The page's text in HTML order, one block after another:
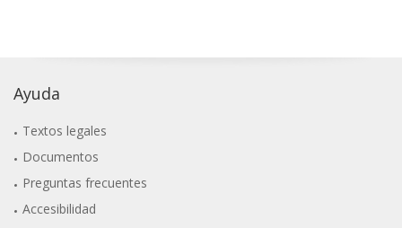
Ayuda
Textos legales
Documentos
Preguntas frecuentes
Accesibilidad